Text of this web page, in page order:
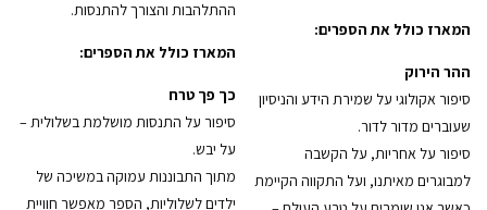
המארז כולל את הספרים:
ההר הירוק
סיפור אקולוגי על שמירת הידע והניסיון
שעוברים מדור לדור.
סיפור על אחריות, על הקשבה
למבוגרים מאיתנו, ועל התקווה הקיימת
ההתלהבות והצורך להתנסות.
המארז כולל את הספרים:
כך פך טרח
סיפור על התנסות מושלמת בשלולית –
על יבש.
מתוך התבוננות עמוקה במשיכה של
ילדים לשלוליות, הספר מאפשר חוויית